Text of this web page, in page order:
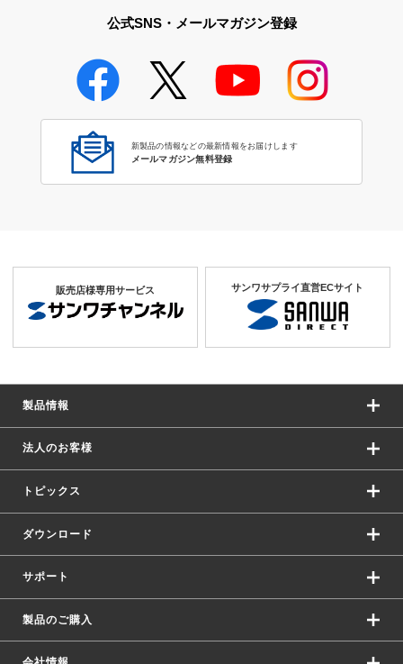
FUJITSU製ノートパソコン
FMV-LIFEB…
公式SNS・メールマガジン登録
新製品の情報などの最新情報をお届けします
メールマガジン無料登録
販売店様専用サービス サンワサプライ直営ECサイト
製品情報
法人のお客様
トピックス
ダウンロード
サポート
製品のご購入